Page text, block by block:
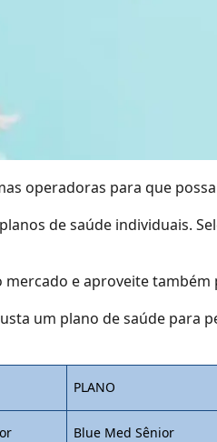
operadoras para que
de saúde individuais.
e aproveite
um plano de saúde para
PLANO
Blue Med Sênior